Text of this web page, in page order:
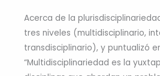
Acerca de la
tres niveles (multidisciplinario,
transdisciplinario), y puntualizó
“Multidisciplinariedad es la